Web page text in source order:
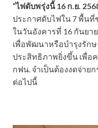
“ไฟดับพรุ่งนี้ 16 ก.ย.
ประกาศดับไฟใน 7 พื้นที่
ในวันอังคารที่ 16 กันยา
เพื่อพัฒนาหรือบำรุงรัก
ประสิทธิภาพยิ่งขึ้น เพื่อ
กฟน. จำเป็นต้องงดจ่าย
ต่อไปนี้